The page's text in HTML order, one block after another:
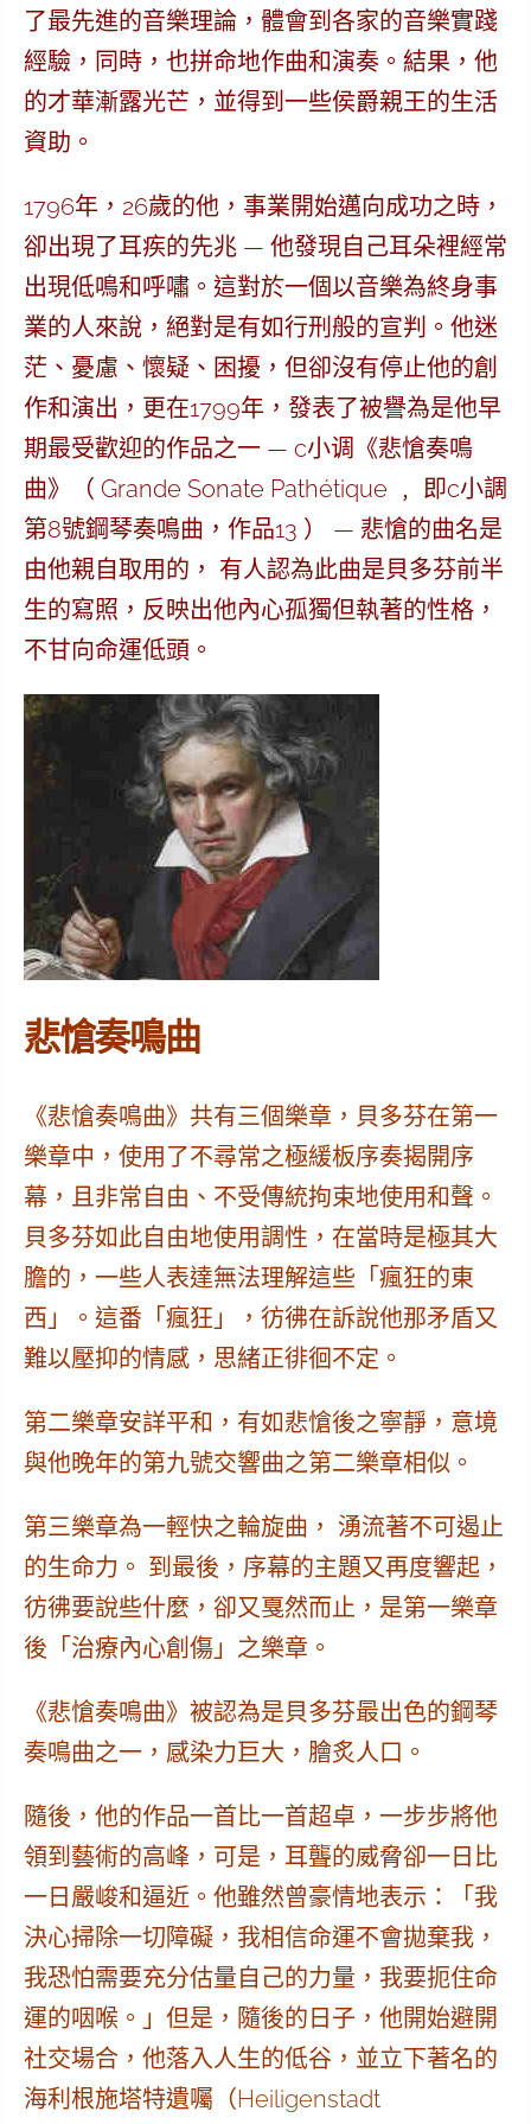
了最先進的音樂理論，體會到各家的音樂實踐
經驗，同時，也拼命地作曲和演奏。結果，他
的才華漸露光芒，並得到一些侯爵親王的生活
資助。
1796年，26歲的他，事業開始邁向成功之時，
卻出現了耳疾的先兆 — 他發現自己耳朵裡經常
出現低鳴和呼嘯。這對於一個以音樂為終身事
業的人來說，絕對是有如行刑般的宣判。他迷
茫、憂慮、懷疑、困擾，但卻沒有停止他的創
作和演出，更在1799年，發表了被譽為是他早
期最受歡迎的作品之一 — c小调 《悲愴奏鳴
曲》
（ Grande Sonate Pathétique ﹐ 即c小調
第8號鋼琴奏鳴曲，作品13 ） — 悲愴的曲名是
由他親自取用的， 有人認為此曲是貝多芬前半
生的寫照，反映出他內心孤獨但執著的性格，
不甘向命運低頭。
悲愴奏鳴曲
《悲愴奏鳴曲》 共有三個樂章，貝多芬在第一
樂章中，使用了不尋常之極緩板序奏揭開序
幕，且非常自由、不受傳統拘束地使用和聲。
貝多芬如此自由地使用調性，在當時是極其大
膽的，一些人表達無法理解這些「瘋狂的東
西」。這番「瘋狂」，彷彿在訴說他那矛盾又
難以壓抑的情感，思緒正徘徊不定。
第二樂章安詳平和，有如悲愴後之寧靜，意境
與他晚年的第九號交響曲之第二樂章相似。
第三樂章為一輕快之輪旋曲， 湧流著不可遏止
的生命力。 到最後，序幕的主題又再度響起，
彷彿要說些什麼，卻又戛然而止，是第一樂章
後「治療內心創傷」之樂章。
《悲愴奏鳴曲》被認為是貝多芬最出色的鋼琴
奏鳴曲之一，感染力巨大，膾炙人口。
隨後，他的作品一首比一首超卓，一步步將他
領到藝術的高峰，可是，耳聾的威脅卻一日比
一日嚴峻和逼近。他雖然曾豪情地表示：「我
決心掃除一切障礙，我相信命運不會拋棄我，
我恐怕需要充分估量自己的力量， 我要扼住命
運的咽喉 。」但是，隨後的日子，他開始避開
社交場合，他落入人生的低谷，並立下著名的
海利根施塔特遺囑（Heiligenstadt